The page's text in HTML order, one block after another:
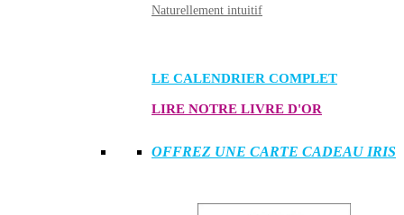
Naturellement intuitif
LE CALENDRIER COMPLET
LIRE NOTRE LIVRE D'OR
OFFREZ UNE CARTE CADEAU IRIS